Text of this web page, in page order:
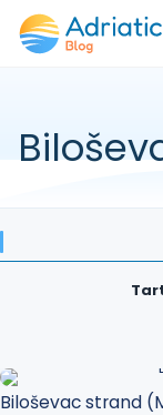
Biloševac strand